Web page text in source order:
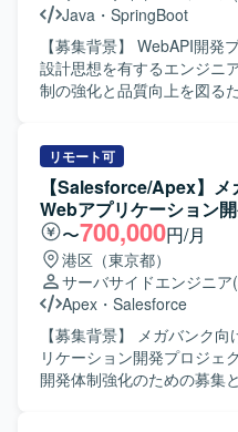
応、設計書などのドキュメ
よびテスト実施、不具合対
当いただきます。 【求める人物像】 上流工程を自走でき、
設計から実装まで一貫して
だきたいと考えております
的な改善提案や業務理解
を歓迎いたします。 【ポジションの魅力】 法人向けコンタ
クトセンター領域において
Data Cloud / Agentforceな
ジェクトに上流から参画で
れのポジションで、大規模
む統合案件の知見を深めな
形成に取り組んでいただけます。 【開発環境】
Service Cloudを中心とし
とのAPI・SSO・バッチ連
Java ・ SpringBoot
【募集背景】 WebAPI開発
設計思想を有するエンジニ
制の強化と品質向上を図るため
きます。ドメイン知識を理
チャなどの設計思想を踏
ューを通じた品質向上にも
す。また、生成AIの活用を
工夫や改善提案も行っていただきます。
設計思想（DDDやクリーン
が深く、自ら課題を見つけ
動的な方を求めています。
がら、チーム全体を前向
ン力をお持ちの方にマッチする環境
魅力】 設計からテストコー
リモート可
【Salesforce/Apex】
Webアプリケーション
〜700,000円/月
港区（東京都）
サーバサイドエンジニア
Apex ・ Salesforce
【募集背景】 メガバンク
リケーション開発プロジェ
開発体制強化のための募集となります。